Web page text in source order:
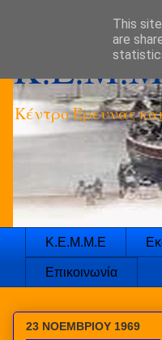
Κέντρο Έρευνας
Κ.Ε.Μ.Μ.Ε
Επικοινωνία
23 ΝΟΕΜΒΡΙΟΥ 1969
This
are